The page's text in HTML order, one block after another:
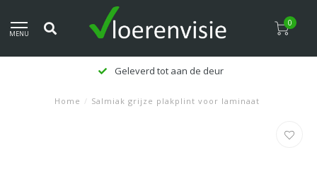
MENU
0
Geleverd tot aan de deur
Home / Salmiak grijze plakplint voor laminaat